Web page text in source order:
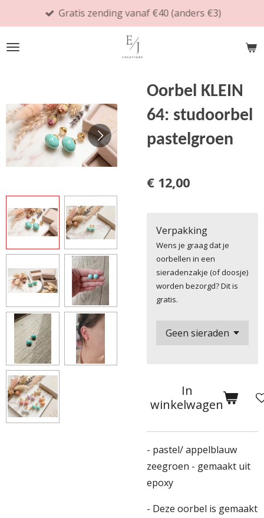
direct
naar
Gratis zending vanaf €40 (anders €3)
Oorbel KLEIN
64: studoorbel
pastelgroen
€ 12,00
Verpakking
Wens je graag dat je
oorbellen in een
sieradenzakje (of doosje)
worden bezorgd? Dit is
gratis.
In
winkelwagen
- pastel/ appelblauw
zeegroen - gemaakt uit
epoxy
- Deze oorbel is gemaakt